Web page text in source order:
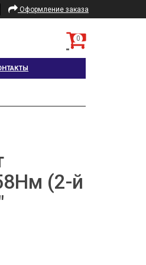
Оформление заказа
0
(2-й